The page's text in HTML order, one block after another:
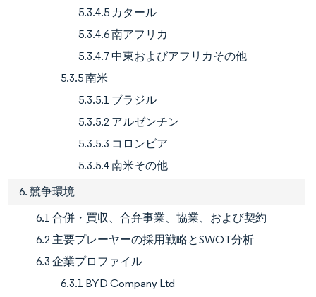
5.3.4.5 カタール
5.3.4.6 南アフリカ
5.3.4.7 中東およびアフリカその他
5.3.5 南米
5.3.5.1 ブラジル
5.3.5.2 アルゼンチン
5.3.5.3 コロンビア
5.3.5.4 南米その他
6. 競争環境
6.1 合併・買収、合弁事業、協業、および契約
6.2 主要プレーヤーの採用戦略とSWOT分析
6.3 企業プロファイル
6.3.1 BYD Company Ltd